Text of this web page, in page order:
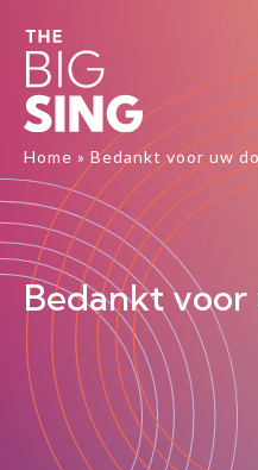
Home » Bedankt voor uw
Bedankt